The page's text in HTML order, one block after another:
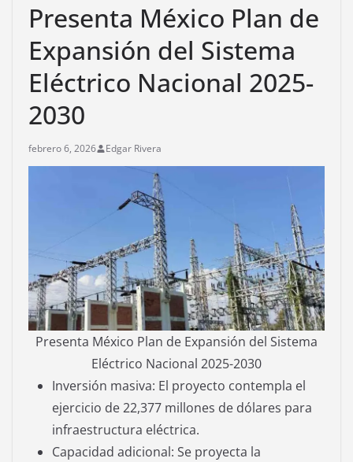
Presenta México Plan de
Expansión del Sistema
Eléctrico Nacional 2025-
2030
febrero 6, 2026 Edgar Rivera
Presenta México Plan de Expansión del Sistema
Eléctrico Nacional 2025-2030
Inversión masiva: El proyecto contempla el
ejercicio de 22,377 millones de dólares para
infraestructura eléctrica.
Capacidad adicional: Se proyecta la